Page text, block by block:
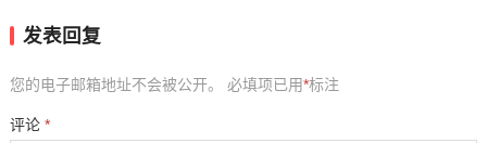
发表回复
您的电子邮箱地址不会被公开。 必填项已用*标注
评论 *